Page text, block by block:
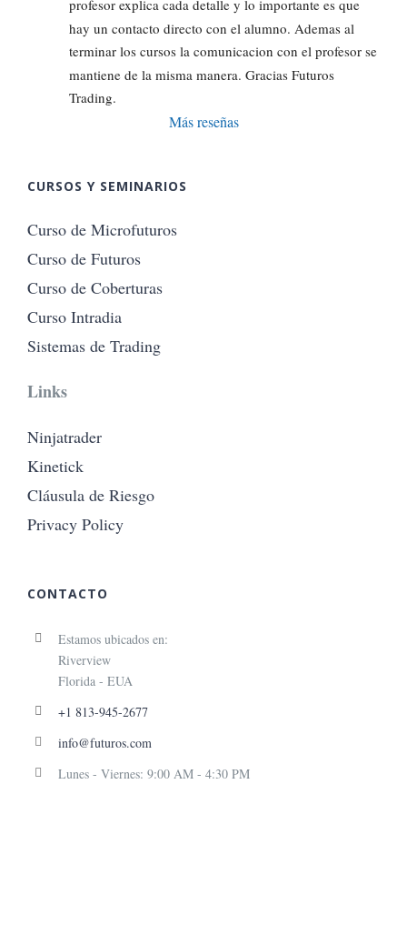
profesor explica cada detalle y lo importante es que
hay un contacto directo con el alumno. Ademas al
terminar los cursos la comunicacion con el profesor se
mantiene de la misma manera. Gracias Futuros
Trading.
Más reseñas
CURSOS Y SEMINARIOS
Curso de Microfuturos
Curso de Futuros
Curso de Coberturas
Curso Intradia
Sistemas de Trading
Links
Ninjatrader
Kinetick
Cláusula de Riesgo
Privacy Policy
CONTACTO
Estamos ubicados en:
Riverview
Florida - EUA
+1 813-945-2677
info@futuros.com
Lunes - Viernes: 9:00 AM - 4:30 PM